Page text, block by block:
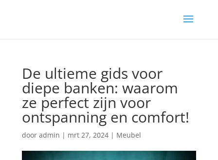
De ultieme gids voor
diepe banken: waarom
ze perfect zijn voor
ontspanning en comfort!
door admin | mrt 27, 2024| Meubel